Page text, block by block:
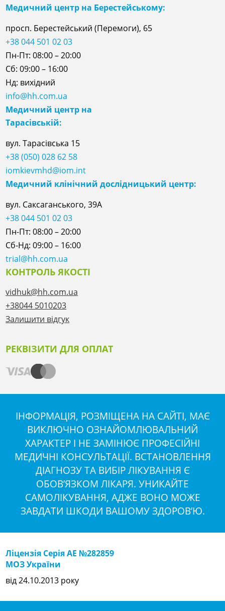
Медичний центр на Берестейському:
просп. Берестейський (Перемоги), 65
+38 044 501 02 03
Пн-Пт: 08:00 – 20:00
Сб: 09:00 – 16:00
Нд: вихідний
info@hh.com.ua
Медичний центр на
Тарасівській:
вул. Тарасівська 15
+38 (050) 028 62 58
iomkievmhd@iom.int
Медичний клінічний дослідницький центр:
вул. Саксаганського, 39А
+38 044 501 02 03
Пн-Пт: 08:00 – 20:00
Сб-Нд: 09:00 – 16:00
trial@hh.com.ua
КОНТРОЛЬ ЯКОСТІ
vidhuk@hh.com.ua
+38044 5010203
Залишити відгук
РЕКВІЗИТИ ДЛЯ ОПЛАТ
ІНФОРМАЦІЯ, РОЗМІЩЕНА НА САЙТІ, МАЄ
ВИКЛЮЧНО ОЗНАЙОМЛЮВАЛЬНИЙ
ХАРАКТЕР І НЕ ЗАМІНЮЄ ПРОФЕСІЙНІ
МЕДИЧНІ КОНСУЛЬТАЦІЇ. ВСТАНОВЛЕННЯ
ДІАГНОЗУ ТА ВИБІР ЛІКУВАННЯ Є
ОБОВ’ЯЗКОМ ЛІКАРЯ. УНИКАЙТЕ
САМОЛІКУВАННЯ, АДЖЕ ВОНО МОЖЕ
ЗАВДАТИ ШКОДИ ВАШОМУ ЗДОРОВ’Ю.
Ліцензія Серія АЕ №282859
МОЗ України
від 24.10.2013 року